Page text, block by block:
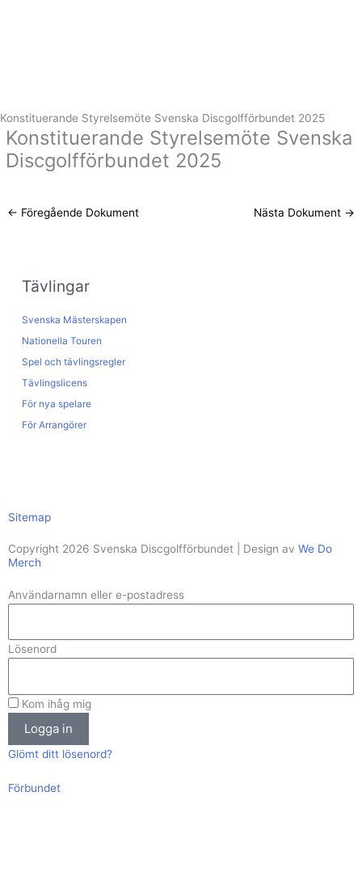
Konstituerande Styrelsemöte Svenska Discgolfförbundet 2025
Tävlingar
Svenska Mästerskapen
Nationella Touren
Spel och tävlingsregler
Tävlingslicens
För nya spelare
För Arrangörer
Konstituerande Styrelsemöte Svenska
Discgolfförbundet 2025
← Föregående Dokument Nästa Dokument →
Copyright 2026 Svenska Discgolfförbundet | Design av We Do
Merch
Sitemap
Användarnamn eller e-postadress
Lösenord
Kom ihåg mig
Logga in
Glömt ditt lösenord?
Förbundet